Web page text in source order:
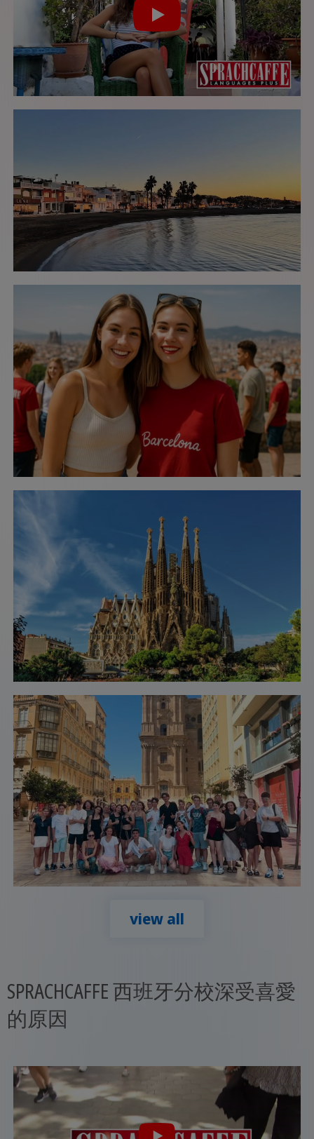
view all
SPRACHCAFFE 西班牙分校深受喜愛
的原因